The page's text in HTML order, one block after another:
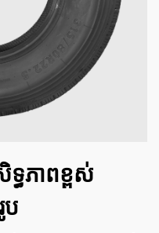
ធភាពខ្ពស់
ប